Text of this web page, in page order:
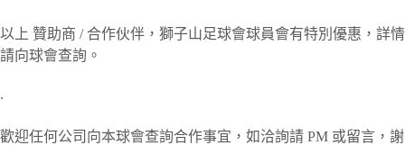
以上 贊助商 / 合作伙伴，獅子山足球會球員會有特別優惠，詳情
請向球會查詢。
.
歡迎任何公司向本球會查詢合作事宜，如洽詢請 PM 或留言，謝